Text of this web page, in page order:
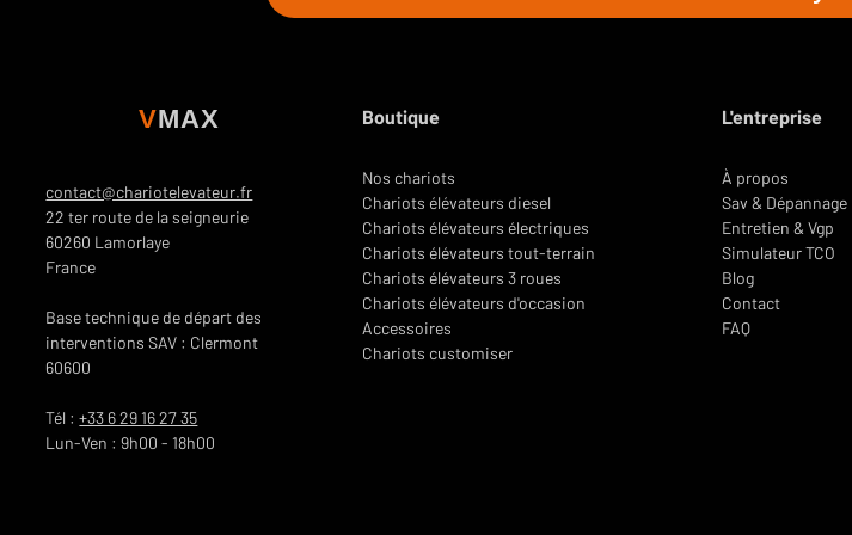
VMAX
contact@chariotelevateur.fr
22 ter route de la seigneurie
60260 Lamorlaye
France
Base technique de départ des
interventions SAV : Clermont
60600
Tél :+33 6 29 16 27 35
Lun-Ven : 9h00 - 18h00
Boutique
Nos chariots
Chariots élévateurs diesel
Chariots élévateurs électriques
Chariots élévateurs tout-terrain
Chariots élévateurs 3 roues
Chariots élévateurs d'occasion
Accessoires
Chariots customiser
L'entreprise
À propos
Sav & Dépannage
Entretien & Vgp
Simulateur TCO
Blog
Contact
FAQ